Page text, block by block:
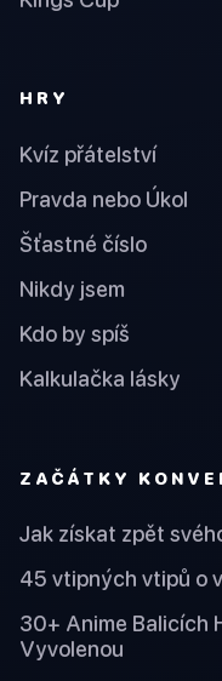
HRY
Kvíz přátelství
Pravda nebo Úkol
Šťastné číslo
Nikdy jsem
Kdo by spíš
Kalkulačka lásky
ZAČÁTKY
Jak získat zpět
45 vtipných vtipů o
30+ Anime Balicích
Vyvolenou